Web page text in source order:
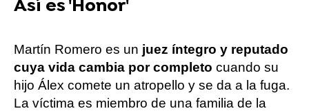
Así es 'Honor'
Martín Romero es un juez íntegro y reputado
cuya vida cambia por completo cuando su
hijo Álex comete un atropello y se da a la fuga.
La víctima es miembro de una familia de la